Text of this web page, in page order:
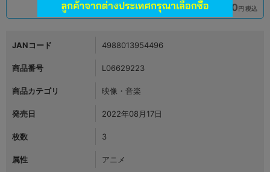
在庫あり 990円 税込 在庫あり 990 円 税込
JANコード 4988013954496
商品番号 L06629223
商品カテゴリ 映像・音楽
発売日 2022年08月17日
枚数 3
属性 アニメ